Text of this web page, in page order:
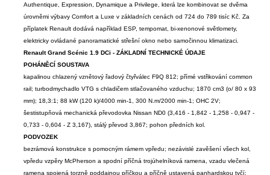
Authentique, Expression, Dynamique a Privilege, která lze kombinovat se dvěma
úrovněmi výbavy Comfort a Luxe v základních cenách od 724 do 789 tisíc Kč. Za
příplatek Renault dodává například ESP, tempomat, bi-xenonové světlomety,
elektricky ovládané panoramatické střešní okno nebo samočinnou klimatizaci.
Renault Grand Scénic 1.9 DCi - ZÁKLADNÍ TECHNICKÉ ÚDAJE
POHÁNĚCÍ SOUSTAVA
kapalinou chlazený vznětový řadový čtyřválec F9Q 812; přímé vstřikování common
rail; turbodmychadlo VTG s chladičem stlačovaného vzduchu; 1870 cm3 (o/ 80 x 93
mm); 18,3:1; 88 kW (120 k)/4000 min-1, 300 N.m/2000 min-1; OHC 2V;
šestistupňová mechanická převodovka Nissan ND0 (3,416 - 1,842 - 1,258 - 0,947 -
0,733 - 0,604 - Z 3,167), stálý převod 3,867; pohon předních kol.
PODVOZEK
bezrámová konstrukce s pomocným rámem vpředu; nezávislé zavěšení všech kol,
vpředu vzpěry McPherson a spodní příčná trojúhelníková ramena, vzadu vlečená
ramena spojená torzně poddajnou příčkou a příčně ustavená panhardskou tyčí;